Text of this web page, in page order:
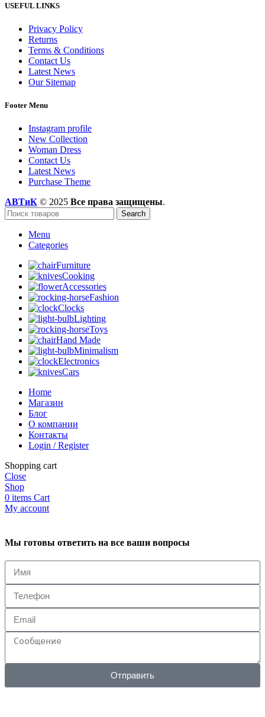
USEFUL LINKS
Privacy Policy
Returns
Terms & Conditions
Contact Us
Latest News
Our Sitemap
Footer Menu
Instagram profile
New Collection
Woman Dress
Contact Us
Latest News
Purchase Theme
АВТиК © 2025 Все права защищены.
Search
Menu
Categories
Furniture
Cooking
Accessories
Fashion
Clocks
Lighting
Toys
Hand Made
Minimalism
Electronics
Cars
Home
Магазин
Блог
О компании
Контакты
Login / Register
Shopping cart
Close
Shop
0 items Cart
My account
Мы готовы ответить на все ваши вопросы
Отправить